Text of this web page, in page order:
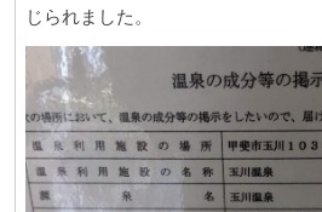
じられました。